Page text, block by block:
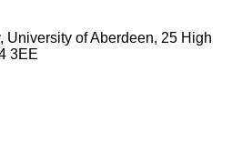
University of Aberdeen, 25 High
3EE